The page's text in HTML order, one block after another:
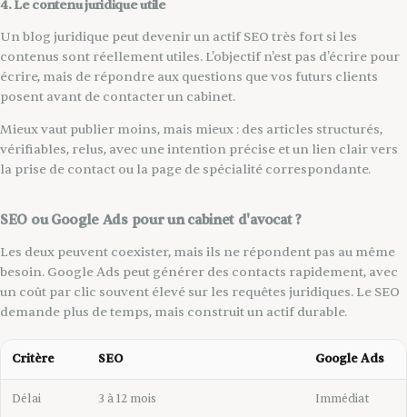
4. Le contenu juridique utile
Un blog juridique peut devenir un actif SEO très fort si les
contenus sont réellement utiles. L'objectif n'est pas d'écrire pour
écrire, mais de répondre aux questions que vos futurs clients
posent avant de contacter un cabinet.
Mieux vaut publier moins, mais mieux : des articles structurés,
vérifiables, relus, avec une intention précise et un lien clair vers
la prise de contact ou la page de spécialité correspondante.
SEO ou Google Ads pour un cabinet d'avocat ?
Les deux peuvent coexister, mais ils ne répondent pas au même
besoin. Google Ads peut générer des contacts rapidement, avec
un coût par clic souvent élevé sur les requêtes juridiques. Le SEO
demande plus de temps, mais construit un actif durable.
Critère SEO Google Ads
Délai 3 à 12 mois Immédiat